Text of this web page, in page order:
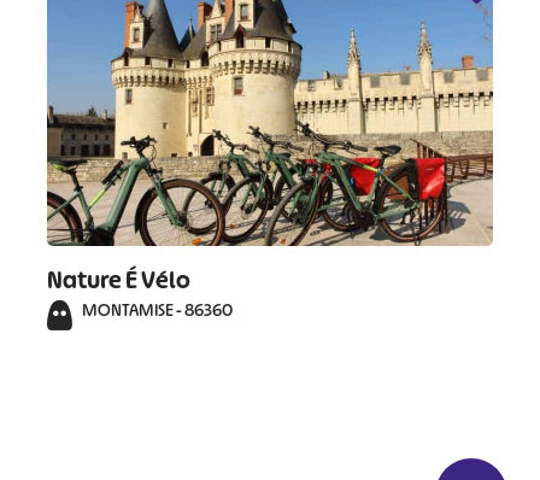
Nature É Vélo
MONTAMISE - 86360